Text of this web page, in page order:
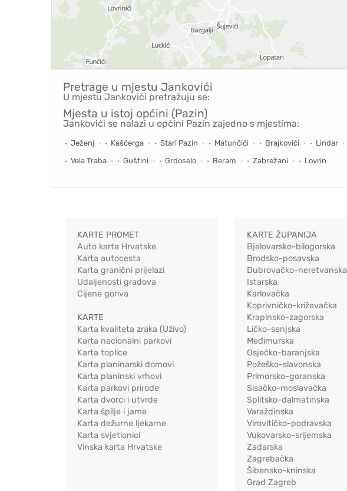
Pretrage u mjestu Jankovići
U mjestu Jankovići pretražuju se:
Mjesta u istoj općini (Pazin)
Jankovići se nalazi u općini Pazin zajedno s mjestima:
Ježenj Kašćerga Stari Pazin Matunčići Brajkovići Lindar
Vela Traba
Guštini Grdoselo Beram Zabrežani Lovrin
KARTE PROMET
Auto karta Hrvatske
Karta autocesta
Karta granični prijelazi
Udaljenosti gradova
Cijene goriva
KARTE
Karta kvaliteta zraka (Uživo)
Karta nacionalni parkovi
Karta toplice
Karta planinarski domovi
Karta planinski vrhovi
Karta parkovi prirode
Karta dvorci i utvrde
Karta špilje i jame
Karta dežurne ljekarne
Karta svjetionici
Vinska karta Hrvatske
KARTE ŽUPANIJA
Bjelovarsko-bilogorska
Brodsko-posavska
Dubrovačko-neretvanska
Istarska
Karlovačka
Koprivničko-križevačka
Krapinsko-zagorska
Ličko-senjska
Međimurska
Osječko-baranjska
Požeško-slavonska
Primorsko-goranska
Sisačko-moslavačka
Splitsko-dalmatinska
Varaždinska
Virovitičko-podravska
Vukovarsko-srijemska
Zadarska
Zagrebačka
Šibensko-kninska
Grad Zagreb